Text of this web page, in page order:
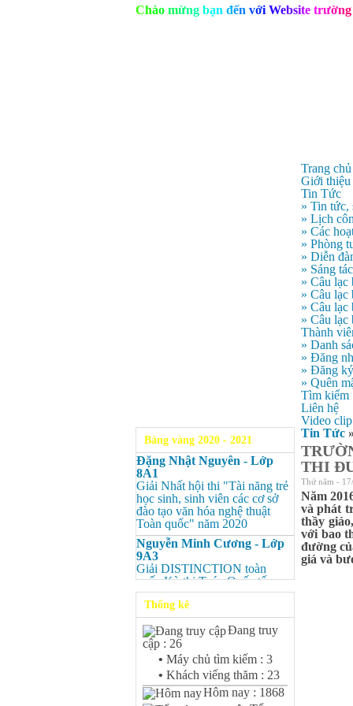
Chào mừng bạn đến với Website trường
Trang chủ
Giới thiệu
Tin Tức
» Tin tức,
» Lịch
» Các
» Phòng
» Diễn
» Sáng
» Câu lạc
» Câu
» Câu lạc
» Câu lạc
Thành
» Danh
» Đăng
» Đăng ký
» Quên
Tìm kiếm
Liên hệ
Video clip
Bảng vàng 2020 - 2021
Đặng Nhật Nguyên - Lớp
8A1
Giải Nhất hội thi "Tài năng trẻ
học sinh, sinh viên các cơ sở
đào tạo văn hóa nghệ thuật
Toàn quốc" năm 2020
Nguyễn Minh Cương - Lớp
9A3
Giải DISTINCTION toàn
quốc Kỳ thi Toán Quốc tế
Kangaroo – IKMC 2020
Nguyễn Minh Cương - Lớp
9A3
Giải Ba kỳ thi chọn HSG cấp
tỉnh môn Toán.
Bùi Quang Minh - Lớp 9A3
Giải DISTINCTION Toàn
quốc Kỳ thi Toán Quốc tế
Thống kê
Đang truy
cập : 26
• Máy chủ tìm kiếm : 3
• Khách viếng thăm : 23
Hôm nay : 1868
Tin Tức »
THI
Thứ năm -
Năm
và phát
thầy
với bao
đường
giá và